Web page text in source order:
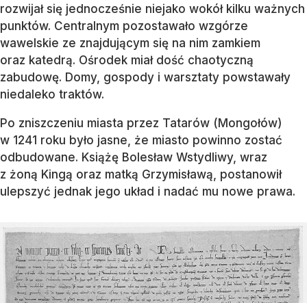
rozwijał się jednocześnie niejako wokół kilku ważnych
punktów. Centralnym pozostawało wzgórze
wawelskie ze znajdującym się na nim zamkiem
oraz katedrą. Ośrodek miał dość chaotyczną
zabudowę. Domy, gospody i warsztaty powstawały
niedaleko traktów.
Po zniszczeniu miasta przez Tatarów (Mongołów)
w 1241 roku było jasne, że miasto powinno zostać
odbudowane. Książę Bolesław Wstydliwy, wraz
z żoną Kingą oraz matką Grzymisławą, postanowił
ulepszyć jednak jego układ i nadać mu nowe prawa.